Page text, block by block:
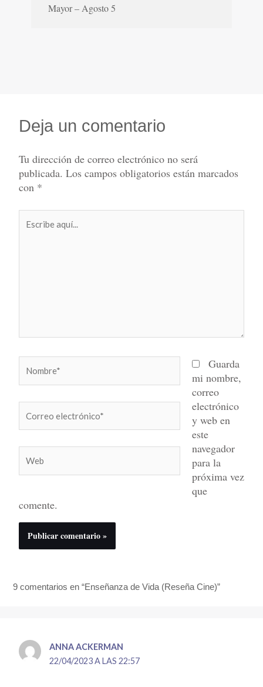
Mayor – Agosto 5
Deja un comentario
Tu dirección de correo electrónico no será
publicada. Los campos obligatorios están marcados
con *
aquí...
electrónico*
Guarda
mi nombre,
correo
electrónico
y web en
este
navegador
para la
próxima vez
que
comente.
9 comentarios en “Enseñanza de Vida (Reseña Cine)”
ANNA ACKERMAN
22/04/2023 A LAS 22:57